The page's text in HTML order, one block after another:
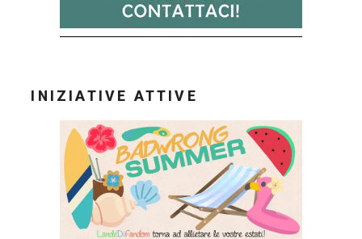
INIZIATIVE ATTIVE